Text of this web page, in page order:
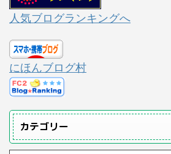
人気ブログランキングへ
にほんブログ村
カテゴリー